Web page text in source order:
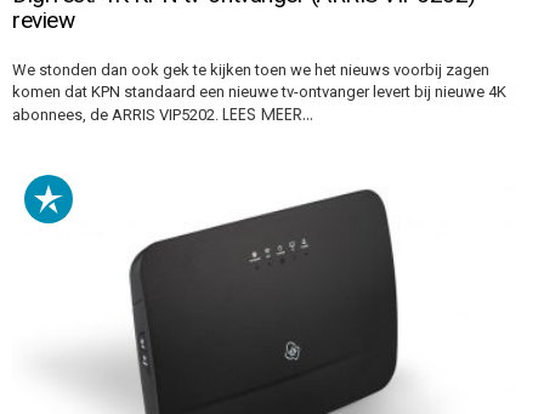
review
We stonden dan ook gek te kijken toen we het nieuws voorbij zagen
komen dat KPN standaard een nieuwe tv-ontvanger levert bij nieuwe 4K
abonnees, de ARRIS VIP5202. LEES MEER…